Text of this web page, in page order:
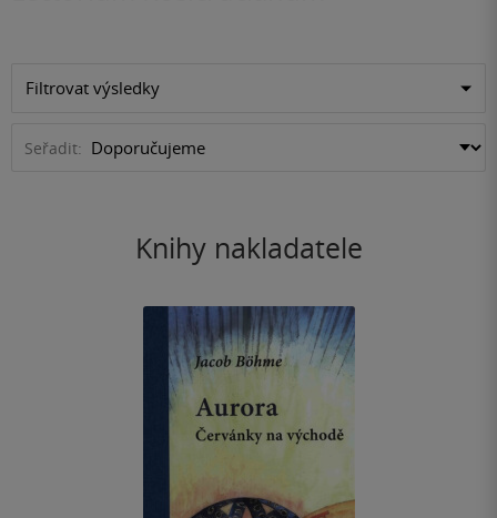
Filtrovat výsledky
Seřadit:
Knihy nakladatele